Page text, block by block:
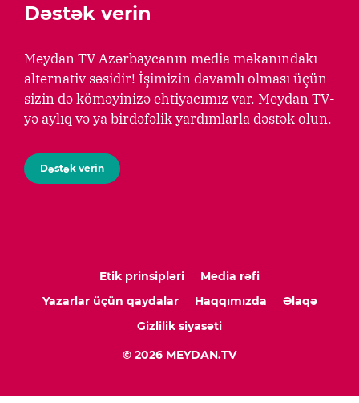
Dəstək verin
Meydan TV Azərbaycanın media məkanındakı
alternativ səsidir! İşimizin davamlı olması üçün
sizin də köməyinizə ehtiyacımız var. Meydan TV-
yə aylıq və ya birdəfəlik yardımlarla dəstək olun.
Dəstək verin
Etik prinsipləri
Media rəfi
Yazarlar üçün qaydalar
Haqqımızda
Əlaqə
Gizlilik siyasəti
© 2026 MEYDAN.TV